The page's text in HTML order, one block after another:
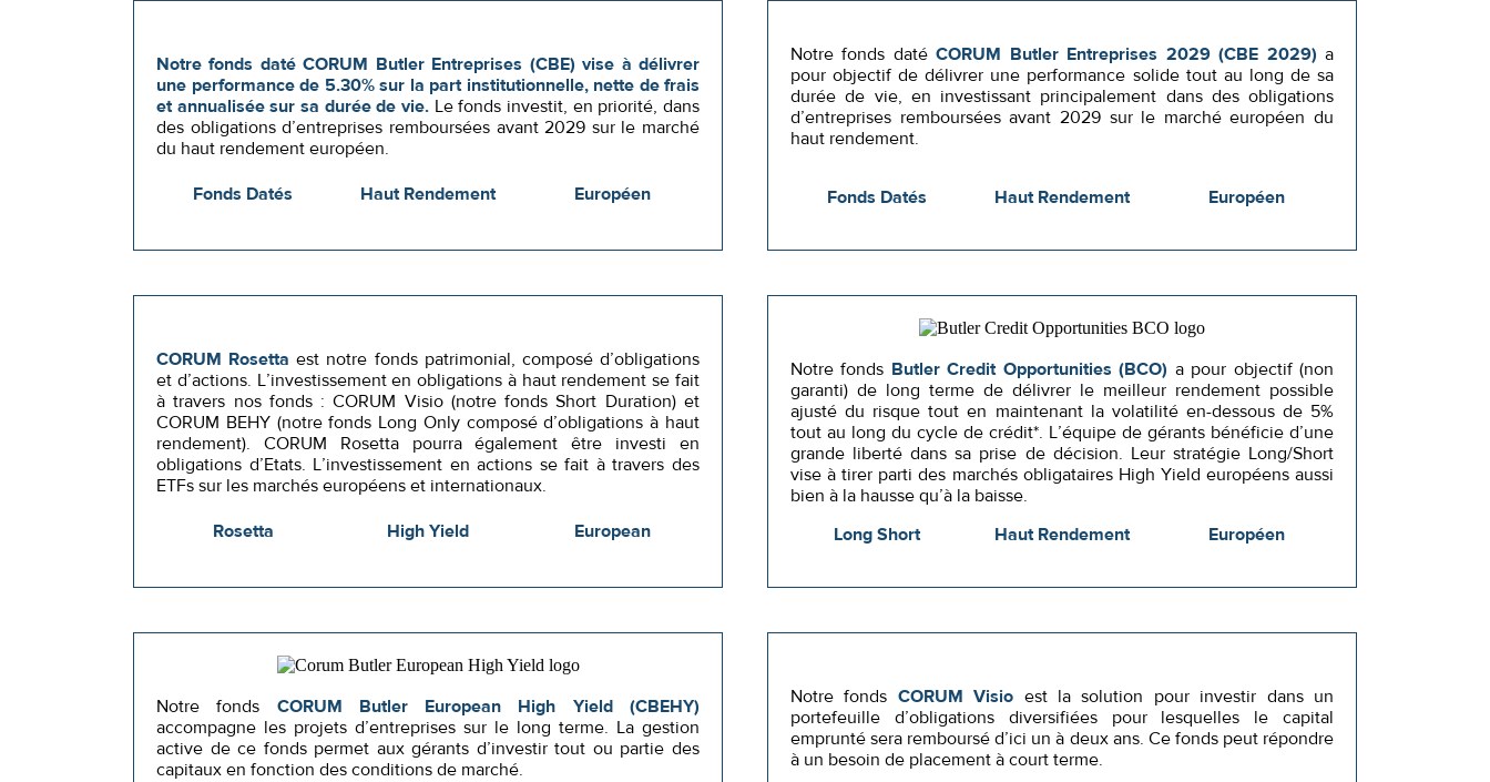
Notre fonds daté CORUM Butler Entreprises (CBE) vise à délivrer
une performance de 5.30% sur la part institutionnelle, nette de frais
et annualisée sur sa durée de vie. Le fonds investit, en priorité, dans
des obligations d’entreprises remboursées avant 2029 sur le marché
du haut rendement européen.
Fonds Datés Haut Rendement Européen
Notre fonds datéCORUM Butler Entreprises 2029 (CBE 2029) a
pour objectif de délivrer une performance solide tout au long de sa
durée de vie, en investissant principalement dans des obligations
d’entreprises remboursées avant 2029 sur le marché européen du
haut rendement.
Fonds Datés Haut Rendement Européen
CORUM Rosetta est notre fonds patrimonial, composé d’obligations
et d’actions. L’investissement en obligations à haut rendement se fait
à travers nos fonds : CORUM Visio (notre fonds Short Duration) et
CORUM BEHY (notre fonds Long Only composé d’obligations à haut
rendement). CORUM Rosetta pourra également être investi en
obligations d’Etats. L’investissement en actions se fait à travers des
ETFs sur les marchés européens et internationaux.
Rosetta High Yield European
Notre fonds Butler Credit Opportunities (BCO) a pour objectif (non
garanti) de long terme de délivrer le meilleur rendement possible
ajusté du risque tout en maintenant la volatilité en-dessous de 5%
tout au long du cycle de crédit*. L’équipe de gérants bénéficie d’une
grande liberté dans sa prise de décision. Leur stratégie Long/Short
vise à tirer parti des marchés obligataires High Yield européens aussi
bien à la hausse qu’à la baisse.
Long Short Haut Rendement Européen
Notre fonds CORUM Butler European High Yield (CBEHY)
accompagne les projets d’entreprises sur le long terme. La gestion
active de ce fonds permet aux gérants d’investir tout ou partie des
capitaux en fonction des conditions de marché.
Notre fonds CORUM Visio est la solution pour investir dans un
portefeuille d’obligations diversifiées pour lesquelles le capital
emprunté sera remboursé d’ici un à deux ans. Ce fonds peut répondre
à un besoin de placement à court terme.